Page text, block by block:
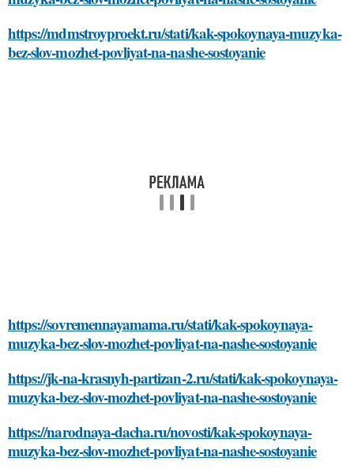
https://mdmstroyproekt.ru/stati/kak-spokoynaya-muzyka-
bez-slov-mozhet-povliyat-na-nashe-sostoyanie
https://sovremennayamama.ru/stati/kak-spokoynaya-
muzyka-bez-slov-mozhet-povliyat-na-nashe-sostoyanie
https://jk-na-krasnyh-partizan-2.ru/stati/kak-spokoynaya-
muzyka-bez-slov-mozhet-povliyat-na-nashe-sostoyanie
https://narodnaya-dacha.ru/novosti/kak-spokoynaya-
muzyka-bez-slov-mozhet-povliyat-na-nashe-sostoyanie